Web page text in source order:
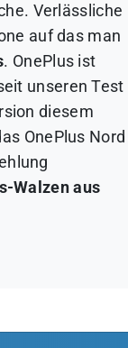
Verlässliche
auf das man
. OnePlus ist
unseren Test
diesem
OnePlus Nord
Walzen aus